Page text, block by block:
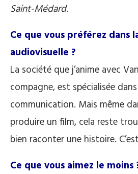
Saint-Médard.
Ce que vous préférez dans
audiovisuelle ?
La société que j’anime avec
compagne, est spécialisée
communication. Mais même
produire un film, cela reste
bien raconter une histoire.
Ce que vous aimez le moins